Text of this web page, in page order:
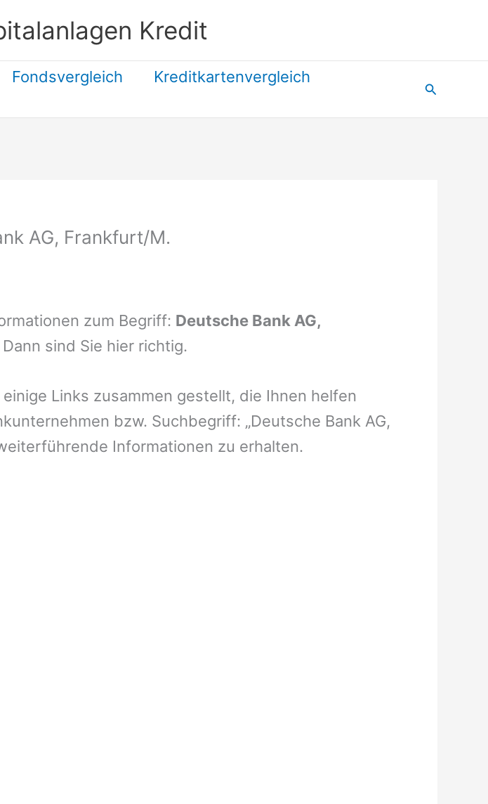
Kredit
Fondsvergleich
Kreditkartenvergleich
Suchen
AG, Frankfurt/M.
zum Begriff: Deutsche Bank AG,
Dann sind Sie hier richtig.
Links zusammen gestellt, die Ihnen helfen
bzw. Suchbegriff: „Deutsche Bank AG,
Informationen zu erhalten.